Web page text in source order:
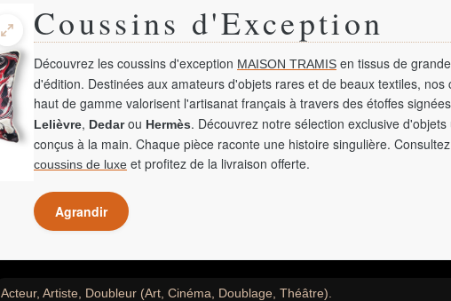
Coussins d'Exception
Découvrez les coussins d'exception MAISON TRAMIS en tissus de
d'édition. Destinées aux amateurs d'objets rares et de beaux textiles, nos
haut de gamme valorisent l'artisanat français à travers des étoffes signées
Lelièvre, Dedarou Hermès. Découvrez notre sélection exclusive d'objets
conçus à la main. Chaque pièce raconte une histoire singulière.
coussins de luxe et profitez de la livraison offerte.
Agrandir
Acteur, Artiste, Doubleur (Art, Cinéma, Doublage, Théâtre).